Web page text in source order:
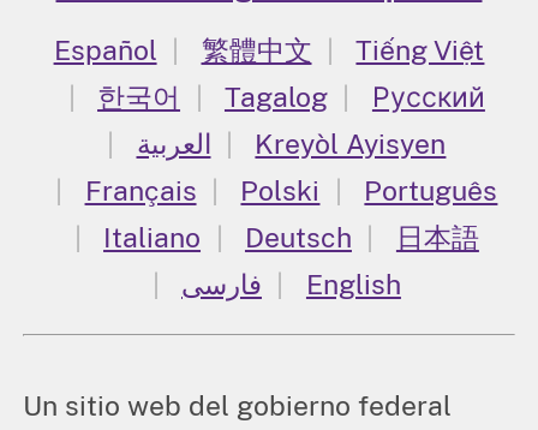
Español
繁體中文
Tiếng Việt
한국어
Tagalog
Русский
العربية
Kreyòl Ayisyen
Français
Polski
Português
Italiano
Deutsch
日本語
فارسی
English
Un sitio web del gobierno federal